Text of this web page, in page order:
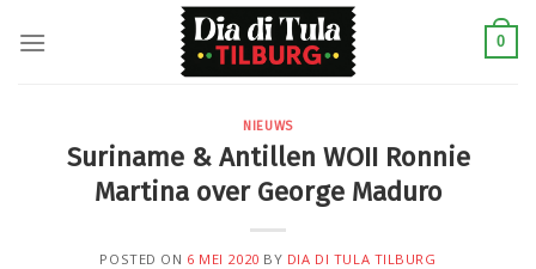
0
NIEUWS
Suriname & Antillen WOII Ronnie
Martina over George Maduro
POSTED ON 6 MEI 2020 BY DIA DI TULA TILBURG